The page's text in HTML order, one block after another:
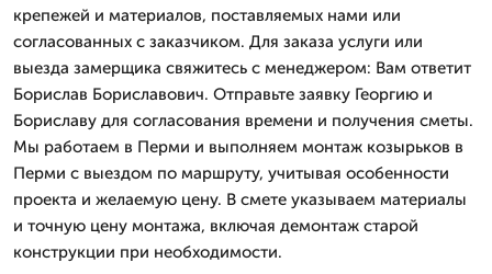
крепежей и материалов, поставляемых нами или
согласованных с заказчиком. Для заказа услуги или
выезда замерщика свяжитесь с менеджером: Вам ответит
Борислав Бориславович. Отправьте заявку Георгию и
Бориславу для согласования времени и получения сметы.
Мы работаем в Перми и выполняем монтаж козырьков в
Перми с выездом по маршруту, учитывая особенности
проекта и желаемую цену. В смете указываем материалы
и точную цену монтажа, включая демонтаж старой
конструкции при необходимости.